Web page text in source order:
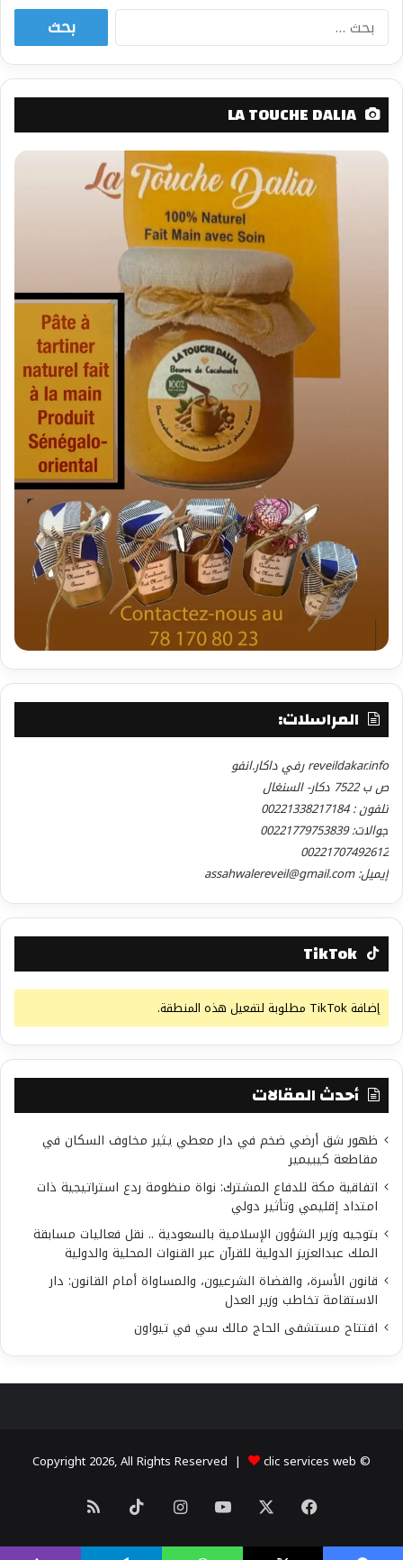
البحث
LA TOUCHE DALIA
المراسلات:
reveildakar.info رفي داكار.انفو
ص ب 7522 دكار- السنغال
تلفون : 00221338217184
جوالات: 00221779753839
00221707492612
إيميل: assahwalereveil@gmail.com
TikTok
إضافة TikTok مطلوبة لتفعيل هذه المنطقة.
أحدث المقالات
ظهور شق أرضي ضخم في دار معطي يثير مخاوف السكان في
مقاطعة كيبيمير
اتفاقية مكة للدفاع المشترك: نواة منظومة ردع استراتيجية ذات
امتداد إقليمي وتأثير دولي
بتوجيه وزير الشؤون الإسلامية بالسعودية .. نقل فعاليات مسابقة
الملك عبدالعزيز الدولية للقرآن عبر القنوات المحلية والدولية
قانون الأسرة، والقضاة الشرعيون، والمساواة أمام القانون: دار
الاستقامة تخاطب وزير العدل
افتتاح مستشفى الحاج مالك سي في تيواون
© Copyright 2026, All Rights Reserved |
clic services web
فيسبوك يوتيوبانستقرام ‫TikTokملخص
الموقع